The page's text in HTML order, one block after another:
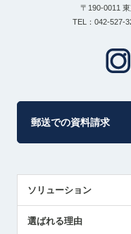
〒190-0011
TEL：042-527-
郵送での資料請求
ソリューション
解決策提案
選ばれる理由